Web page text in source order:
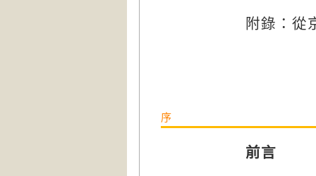
附錄：從
序
前言